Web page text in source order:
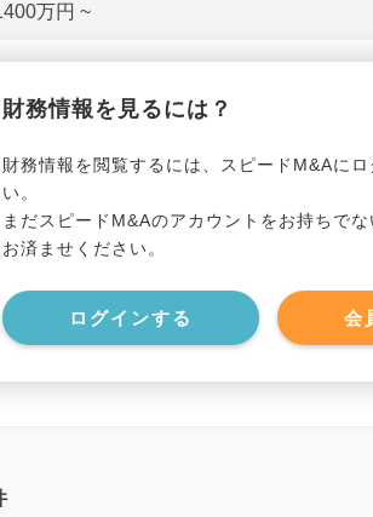
万円 ~
財務情報を見るには？
財務情報を閲覧するには、スピードM&Aにロ
い。
まだスピードM&Aのアカウントをお持ちで
お済ませください。
ログインする 会
事業資
事業負